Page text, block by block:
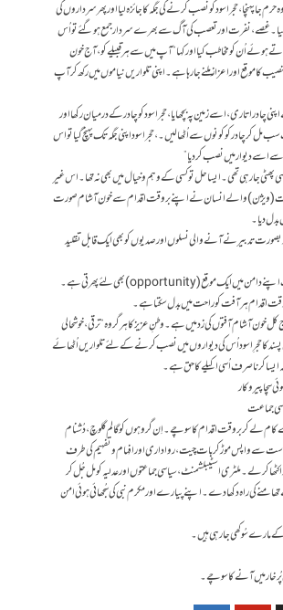
جا پہنچا، حجر اسود کو نصب کرنے کی جگہ کا جائزہ لیا اور پھر سرداروں کی
گیا۔ غصے، نفرت اور تعصب کی آگ سے بھرےسردار جمع ہو گئے تو اُس
اُن کو مخاطب کیا اور کہا “ آپ میں سے ہر قبیلے کو، آج خون
کا موقع اور اعزاز ملنے جا رہا ہے۔ اپنی تلواریں نیاموں میں رکھ کر آپ
اتاری، اسے زمین پہ بچھایا، حجر اسود کو چادر کے درمیان رکھا اور
کر چادر کو کونوں سے اُٹھا لیں۔،حجر اسود اپنی جگہ تک پہنچ گیا تو اس
اسے دیوار میں نصب کر دیا”
پھٹی جا رہی تھی۔ ایسا حل تو کسی کے وہم و خیال میں بھی نہ تھا۔ اس غیر
(ویژن) والے انسان نے اپنے بر وقت اقدام سے خون آشام صورت
بدل دیا۔
تدبیر نے آنے والی نسلوں اور صدیوں کو بھی ایک قابل تقلید
ہر مشکل گھڑی اور آفت اپنے دامن میں ایک موقع (opportunity) بھی لئے پھِرتی ہے۔
اقدام ہر آفت کو راحت میں بدل سکتا ہے۔
خون آشام آفتوں کی زد میں ہے۔ وطنِ عزیز کا ہر گروہ “ ترقی، خوشحالی
پسند کا حجرِ اسود اُس کی دیواروں میں نصب کرنے کے لئے تلواریں اُٹھائے
ایسا کرنا صرف اُسی اکیلے کا حق ہے۔
سچا پیروکار
جماعت
لے کربروقت اقدام کا سوچے۔اِن گروہوں کو گالم گلوچ، دُشنام
سے واپس موڑ کر بات چیت،رواداری اور افہام و تفہیم کی طرف
کر لے ۔ملٹری اسٹیبلشمنٹ، سیاسی جماعتوں اور عدلیہ کو مل جُل کر
کی راہ دکھا دے۔ اپنے پیارے اور مکرم نبی کی سُجھائی ہوئی امن
مارے سُوکھی جا رہی ہیں۔
پُر خار میں آنے کا سوچے۔